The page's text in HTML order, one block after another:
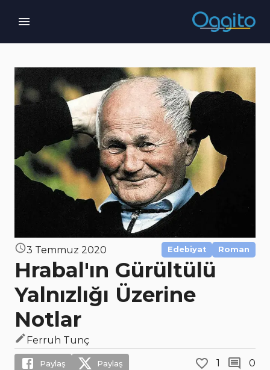
3 Temmuz 2020 Edebiyat Roman
Hrabal'ın Gürültülü
Yalnızlığı Üzerine
Notlar
Ferruh Tunç
Paylaş Paylaş 1 0